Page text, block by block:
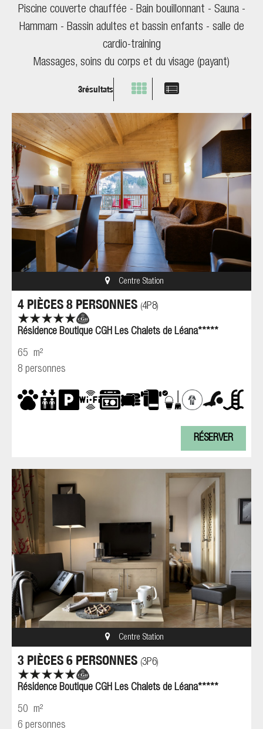
Piscine couverte chauffée - Bain bouillonnant - Sauna -
Hammam - Bassin adultes et bassin enfants - salle de
cardio-training
Massages, soins du corps et du visage (payant)
3résultats
Centre Station
4 PIÈCES 8 PERSONNES (4P8)
Résidence Boutique CGH Les Chalets de Léana*****
65 m²
8 personnes
RÉSERVER
Centre Station
3 PIÈCES 6 PERSONNES (3P6)
Résidence Boutique CGH Les Chalets de Léana*****
50 m²
6 personnes